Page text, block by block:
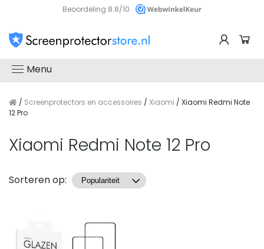
Beoordeling 8.8/10
Menu
/ Screenprotectors en accessoires / Xiaomi / Xiaomi Redmi Note
12 Pro
Xiaomi Redmi Note 12 Pro
Producten
Sorteren op: